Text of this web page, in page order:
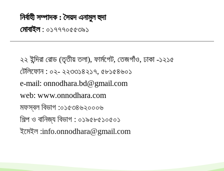
নির্বাহী সম্পাদক : সৈয়দ এনামুল হুদা
মোবাইল: ০১৭৭৭০৫৫৩৯১
২২ ইন্দিরা রোড (তৃতীয় তলা), ফার্মগেট, তেজগাঁও, ঢাকা -১২১৫
টেলিফোন : ০২- ২২৩৩১৪২১৭, ৫৮১৫৪৬০১
e-mail: onnodhara.bd@gmail.com
web: www.onnodhara.com
মফস্বল বিভাগ :০১৫৩৪৬২০০০৬
শিল্প ও বানিজ্য বিভাগ : ০১৯৫৮৫১০৫০১
ইমেইল :info.onnodhara@gmail.com